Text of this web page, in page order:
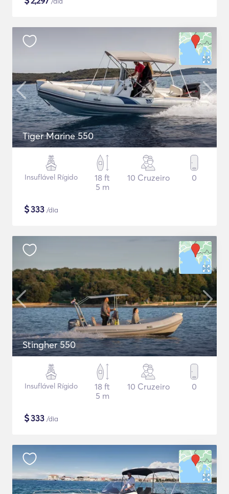
Tiger Marine 550
Insuflável Rígido
18 ft
5 m
10 Cruzeiro 0
$333 /dia
Stingher 550
Insuflável Rígido
18 ft
5 m
10 Cruzeiro 0
$333 /dia